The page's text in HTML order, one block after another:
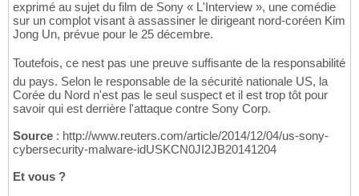
exprimé au sujet du film de Sony « L'Interview », une comédie
sur un complot visant à assassiner le dirigeant nord-coréen Kim
Jong Un, prévue pour le 25 décembre.
Toutefois, ce nest pas une preuve suffisante de la responsabilité
du pays. Selon le responsable de la sécurité nationale US, la
Corée du Nord n'est pas le seul suspect et il est trop tôt pour
savoir qui est derrière l'attaque contre Sony Corp.
Source : http://www.reuters.com/article/2014/12/04/us-sony-
cybersecurity-malware-idUSKCN0JI2JB20141204
Et vous ?